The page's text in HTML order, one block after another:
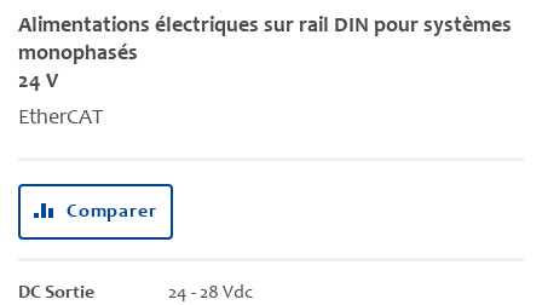
Alimentations électriques sur rail DIN pour systèmes
monophasés
24 V
EtherCAT
Comparer
DC Sortie
24 - 28 Vdc
the
gallery